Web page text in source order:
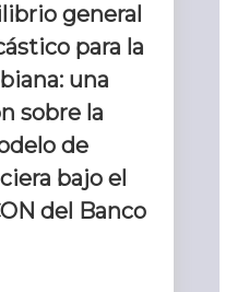
general
para la
una
sobre la
de
bajo el
del Banco